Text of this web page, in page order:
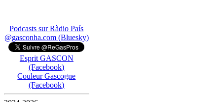
Podcasts sur Ràdio País
@gasconha.com (Bluesky)
Esprit GASCON
(Facebook)
Couleur Gascogne
(Facebook)